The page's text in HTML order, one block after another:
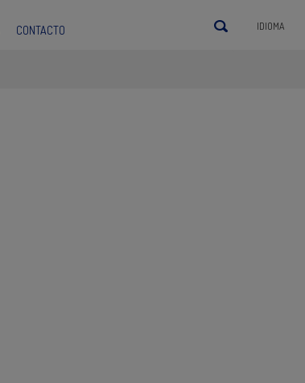
CONTACTO IDIOMA